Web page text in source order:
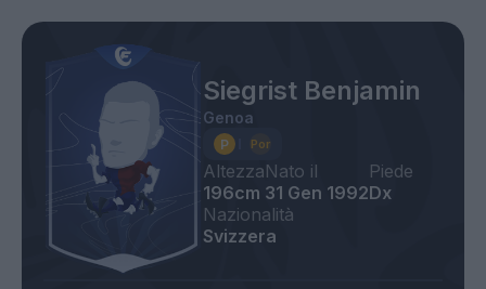
Siegrist Benjamin
Genoa
Altezza
196cm
Nato il
31 Gen 1992
Piede
Dx
Nazionalità
Svizzera